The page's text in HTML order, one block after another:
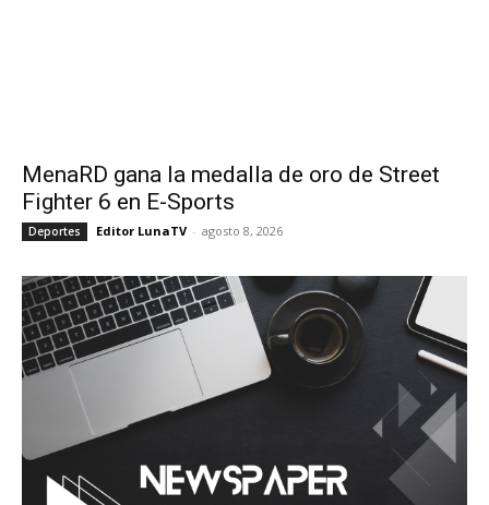
MenaRD gana la medalla de oro de Street
Fighter 6 en E-Sports
Deportes Editor LunaTV - agosto 8, 2026